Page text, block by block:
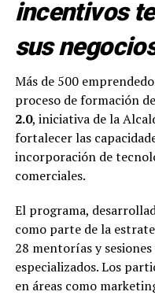
incentivos
sus
Más de 500
proceso de formación de
2.0, iniciativa de la
fortalecer las
incorporación de
comerciales.
El programa,
como parte de la
28 mentorías y
especializados. Los
en áreas como